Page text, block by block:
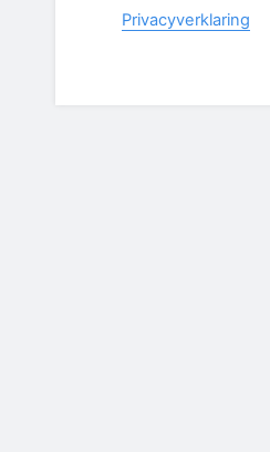
Privacyverklaring